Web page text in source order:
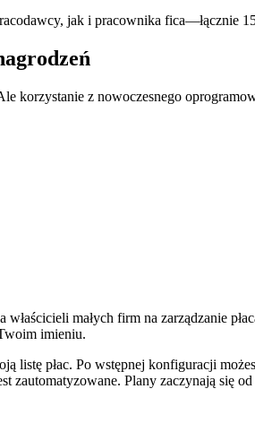
jak i pracownika fica—łącznie
korzystanie z nowoczesnego
małych firm na zarządzanie
imieniu.
listę płac. Po wstępnej konfiguracji
Plany zaczynają się